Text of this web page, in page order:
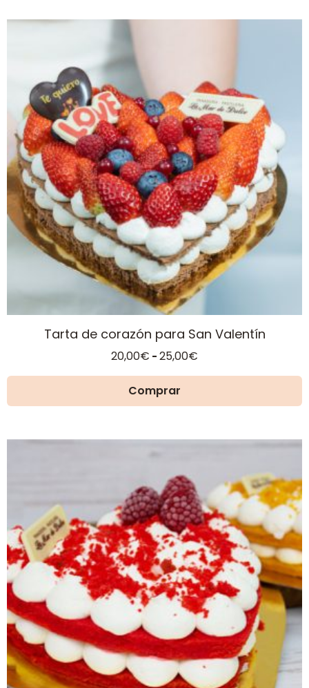
Tarta de corazón para San Valentín
20,00€ - 25,00€
20,00€
25,00€
Comprar
Este
variantes.
Las
opciones
se
pueden
elegir
en
la
página
producto
variantes.
Las
opciones
se
pueden
elegir
en
la
página
de
producto